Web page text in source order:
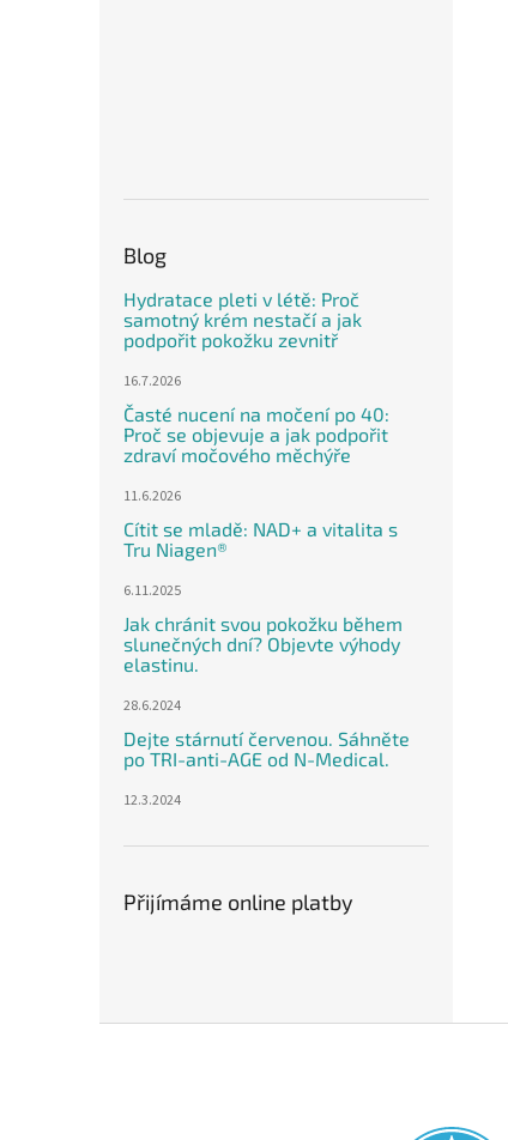
Blog
Hydratace pleti v létě: Proč
samotný krém nestačí a jak
podpořit pokožku zevnitř
16.7.2026
Časté nucení na močení po 40:
Proč se objevuje a jak podpořit
zdraví močového měchýře
11.6.2026
Cítit se mladě: NAD+ a vitalita s
Tru Niagen®
6.11.2025
Jak chránit svou pokožku během
slunečných dní? Objevte výhody
elastinu.
28.6.2024
Dejte stárnutí červenou. Sáhněte
po TRI-anti-AGE od N-Medical.
12.3.2024
Přijímáme online platby